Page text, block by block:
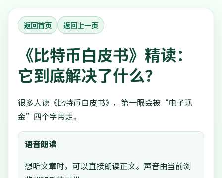
返回首页 返回上一页
《比特币白皮书》精读：
它到底解决了什么？
很多人读《比特币白皮书》，第一眼会被“电子现
金”四个字带走。
语音朗读
想听文章时，可以直接朗读正文。声音由当前浏